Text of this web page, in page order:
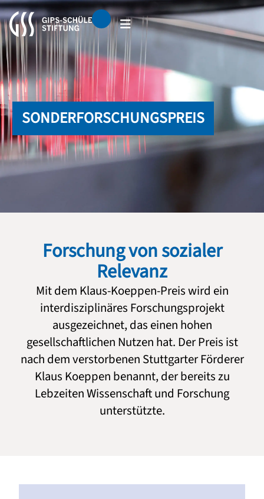
SONDERFORSCHUNGSPREIS
Forschung von sozialer
Relevanz
Mit dem Klaus-Koeppen-Preis wird ein
interdisziplinäres Forschungsprojekt
ausgezeichnet, das einen hohen
gesellschaftlichen Nutzen hat. Der Preis ist
nach dem verstorbenen Stuttgarter Förderer
Klaus Koeppen benannt, der bereits zu
Lebzeiten Wissenschaft und Forschung
unterstützte.